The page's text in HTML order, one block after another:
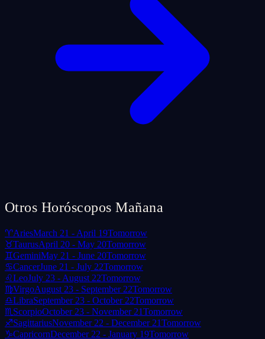
Otros Horóscopos Mañana
♈AriesMarch 21 - April 19Tomorrow
♉TaurusApril 20 - May 20Tomorrow
♊GeminiMay 21 - June 20Tomorrow
♋CancerJune 21 - July 22Tomorrow
♌LeoJuly 23 - August 22Tomorrow
♍VirgoAugust 23 - September 22Tomorrow
♎LibraSeptember 23 - October 22Tomorrow
♏ ScorpioOctober 23 - November 21Tomorrow
♐SagittariusNovember 22 - December 21Tomorrow
♑CapricornDecember 22 - January 19Tomorrow